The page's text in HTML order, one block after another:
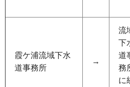
霞ケ浦流域下水
道事務所
→
流
下
道
務
に